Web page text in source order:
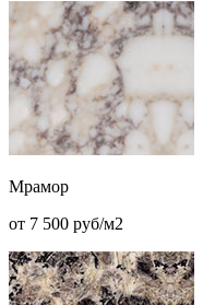
Мрамор
от 7 500 руб/м2